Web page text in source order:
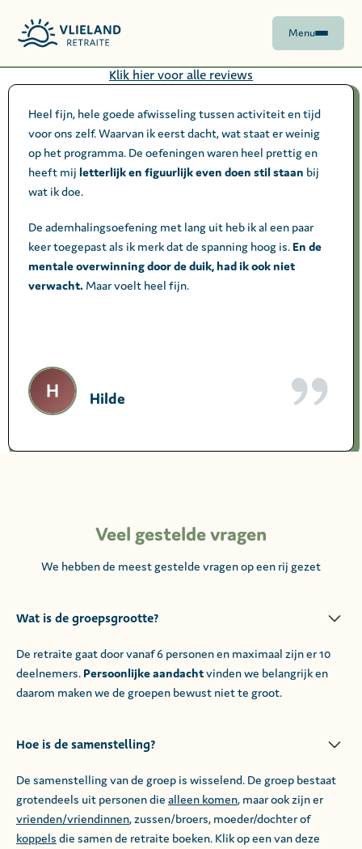
Menu
Klik hier voor alle reviews
Heel fijn, hele goede afwisseling tussen activiteit en tijd
voor ons zelf. Waarvan ik eerst dacht, wat staat er weinig
op het programma. De oefeningen waren heel prettig en
heeft mij letterlijk en figuurlijk even doen stil staan bij
wat ik doe.
De ademhalingsoefening met lang uit heb ik al een paar
keer toegepast als ik merk dat de spanning hoog is. En de
mentale overwinning door de duik, had ik ook niet
verwacht. Maar voelt heel fijn.
Hilde
Veel gestelde vragen
We hebben de meest gestelde vragen op een rij gezet
Wat is de groepsgrootte?
De retraite gaat door vanaf 6 personen en maximaal zijn er 10
deelnemers. Persoonlijke aandachtvinden we belangrijk en
daarom maken we de groepen bewust niet te groot.
Hoe is de samenstelling?
De samenstelling van de groep is wisselend. De groep bestaat
grotendeels uit personen die alleen komen, maar ook zijn er
vrienden/vriendinnen, zussen/broers, moeder/dochter of
koppels die samen de retraite boeken. Klik op een van deze